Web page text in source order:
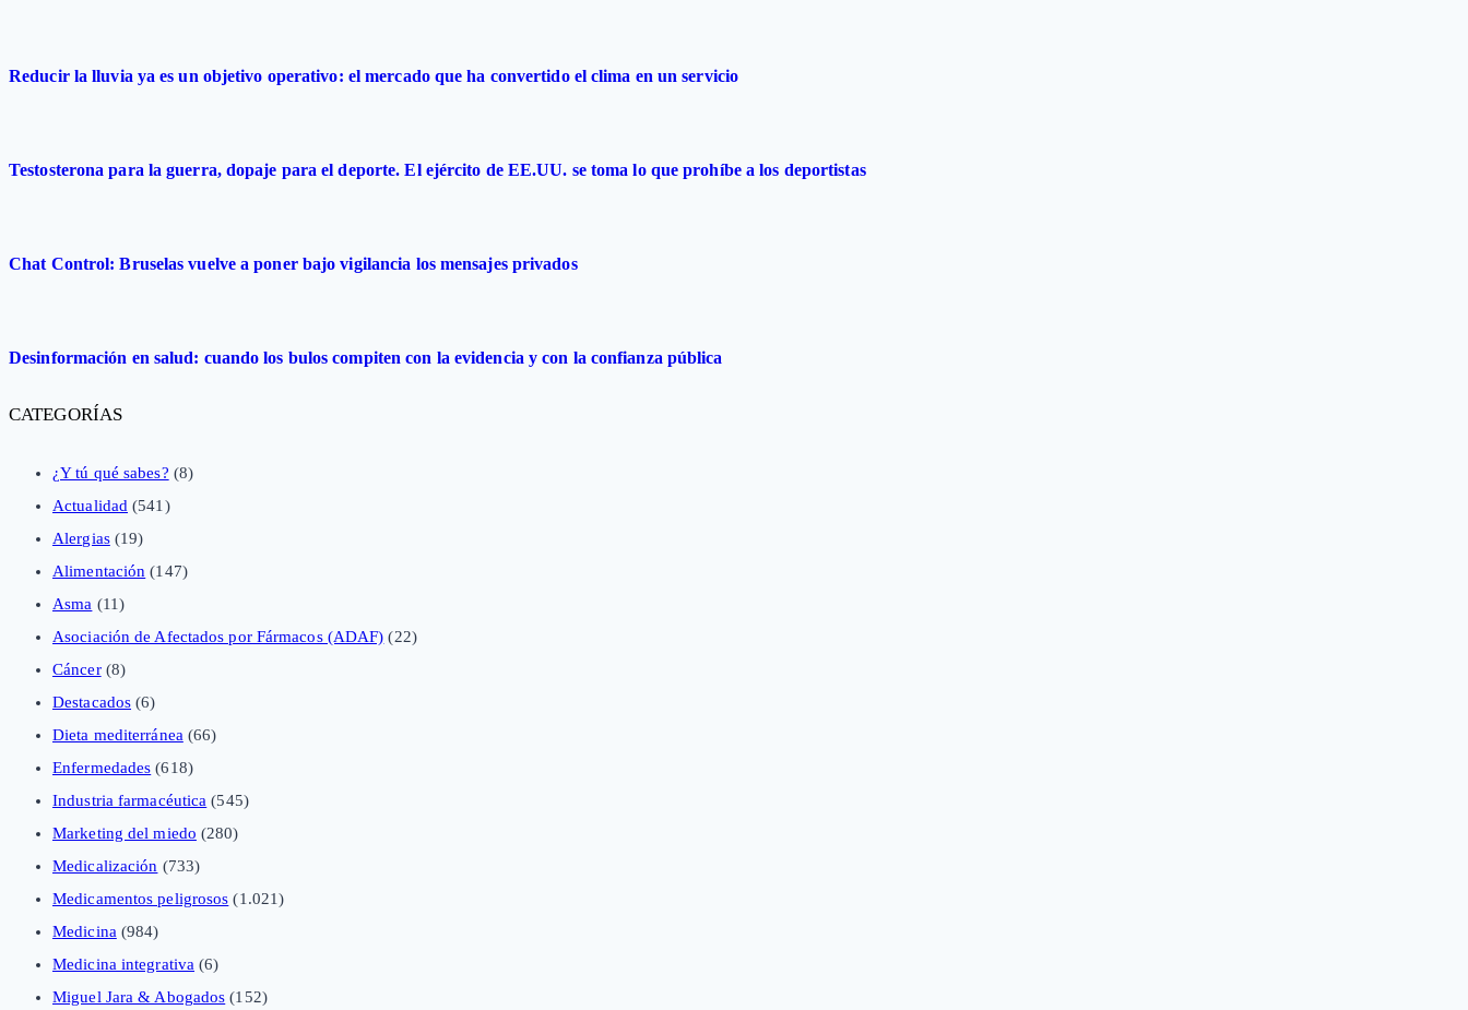
Reducir la lluvia ya es un objetivo operativo: el mercado que ha convertido el clima en un servicio
Testosterona para la guerra, dopaje para el deporte. El ejército de EE.UU. se toma lo que prohíbe a los deportistas
Chat Control: Bruselas vuelve a poner bajo vigilancia los mensajes privados
Desinformación en salud: cuando los bulos compiten con la evidencia y con la confianza pública
CATEGORÍAS
¿Y tú qué sabes? (8)
Actualidad (541)
Alergias(19)
Alimentación (147)
Asma (11)
Asociación de Afectados por Fármacos (ADAF) (22)
Cáncer(8)
Destacados (6)
Dieta mediterránea(66)
Enfermedades (618)
Industria farmacéutica (545)
Marketing del miedo (280)
Medicalización (733)
Medicamentos peligrosos (1.021)
Medicina(984)
Medicina integrativa (6)
Miguel Jara & Abogados (152)